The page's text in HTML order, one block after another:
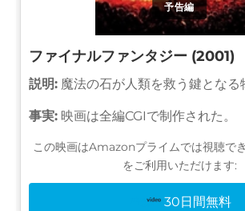
予告編
ファイナルファンタジー (2001)
説明: 魔法の石が人類を救う鍵となる
事実: 映画は全編CGIで制作された。
この映画はAmazonプライムでは視聴で
をご利用いただけます:
30日間無料